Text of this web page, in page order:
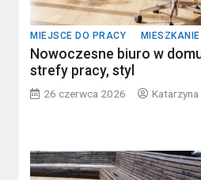
MIEJSCE DO PRACY MIESZKANIE
Nowoczesne biuro w
strefy pracy, styl
26 czerwca 2026